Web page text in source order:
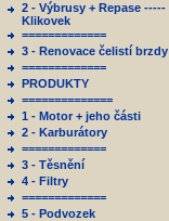
2 - Výbrusy + Repase -----
Klikovek
=============
3 - Renovace čelistí brzdy
=============
PRODUKTY
==============
1 - Motor + jeho části
2 - Karburátory
=============
3 - Těsnění
4 - Filtry
=============
5 - Podvozek